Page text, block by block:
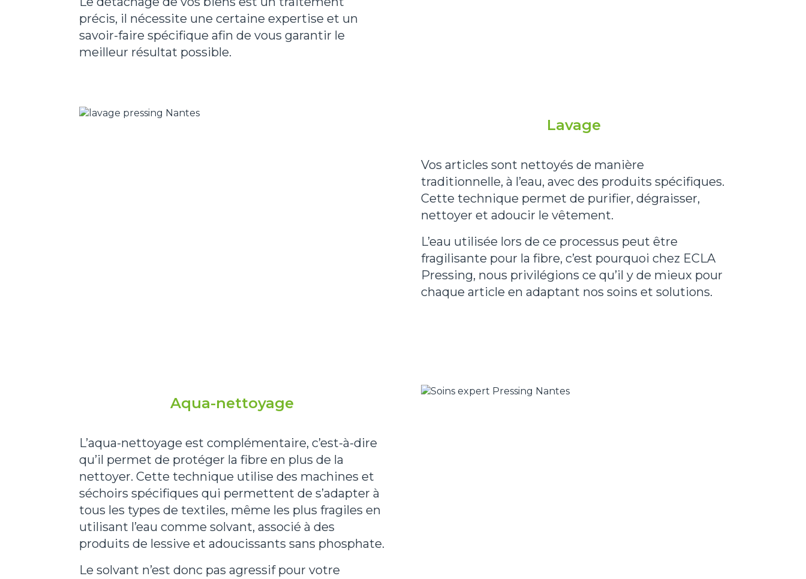
précis, il nécessite une certaine expertise et un
savoir-faire spécifique afin de vous garantir le
meilleur résultat possible.
Lavage
Vos articles sont nettoyés de manière
traditionnelle, à l’eau, avec des produits spécifiques.
Cette technique permet de purifier, dégraisser,
nettoyer et adoucir le vêtement.
L’eau utilisée lors de ce processus peut être
fragilisante pour la fibre, c’est pourquoi chez ECLA
Pressing, nous privilégions ce qu’il y de mieux pour
chaque article en adaptant nos soins et solutions.
Aqua-nettoyage
L’aqua-nettoyage est complémentaire, c’est-à-dire
qu’il permet de protéger la fibre en plus de la
nettoyer. Cette technique utilise des machines et
séchoirs spécifiques qui permettent de s’adapter à
tous les types de textiles, même les plus fragiles en
utilisant l’eau comme solvant, associé à des
produits de lessive et adoucissants sans phosphate.
Le solvant n’est donc pas agressif pour votre